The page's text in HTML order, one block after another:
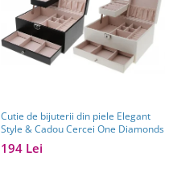
Cutie de bijuterii din piele Elegant
Style & Cadou Cercei One Diamonds
194 Lei